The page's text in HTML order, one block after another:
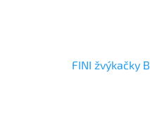
FINI žvýkačky